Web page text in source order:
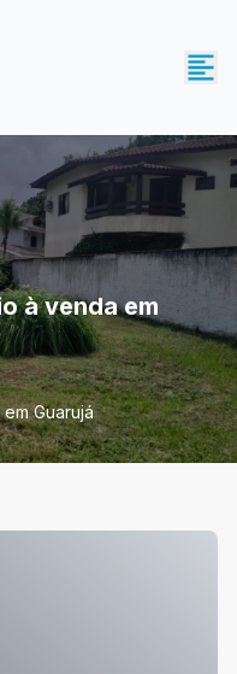
à venda em
Guarujá